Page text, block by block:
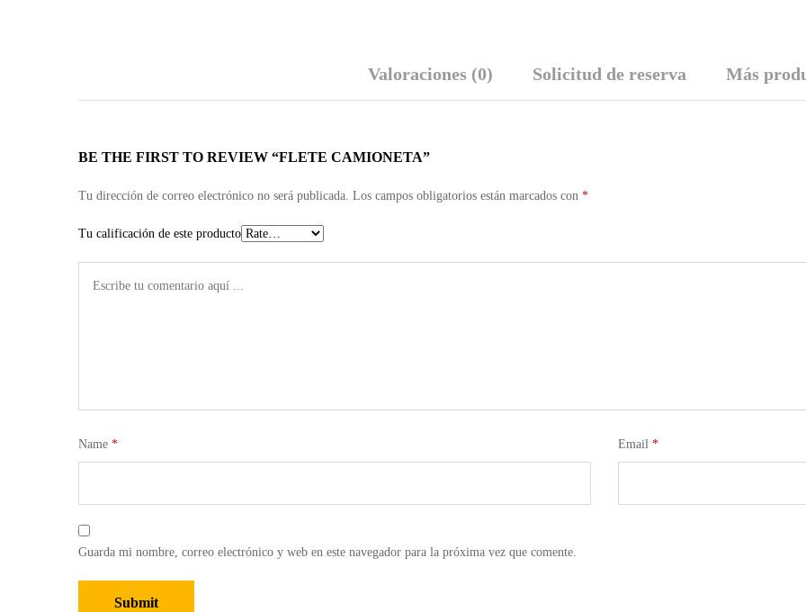
Valoraciones (0) Solicitud de reserva Más
BE THE FIRST TO REVIEW “FLETE CAMIONETA”
Tu dirección de correo electrónico no será publicada. Los campos obligatorios están marcados con *
Tu calificación de este producto
Name * Email *
Guarda mi nombre, correo electrónico y web en este navegador para la próxima vez que comente.